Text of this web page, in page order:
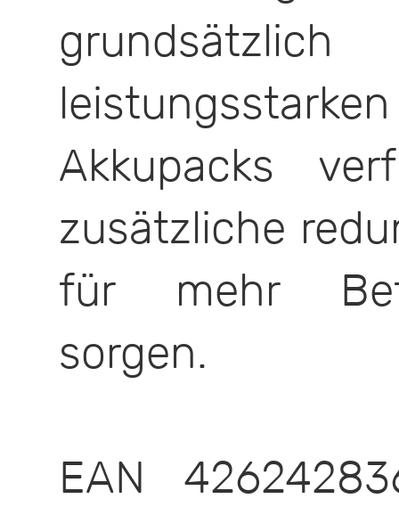
Akkupacks
zusätzliche
für mehr
sorgen.
EAN